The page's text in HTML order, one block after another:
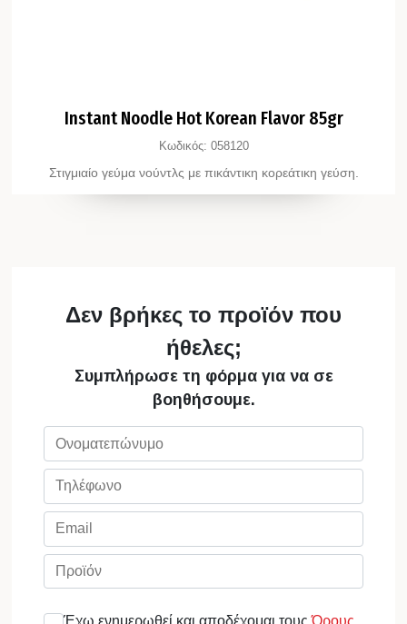
Instant Noodle Hot Korean Flavor 85gr
Κωδικός: 058120
Στιγμιαίo γεύμα νούντλς με πικάντικη κορεάτικη γεύση.
Δεν βρήκες το προϊόν που
ήθελες;
Συμπλήρωσε τη φόρμα για να σε
βοηθήσουμε.